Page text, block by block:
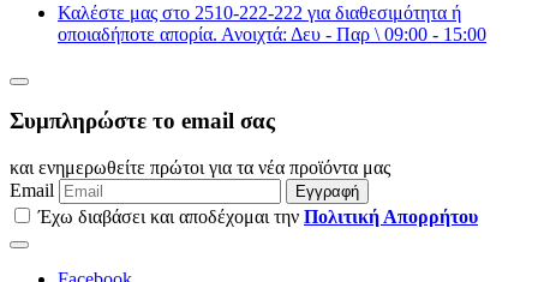
Καλέστε μας στο 2510-222-222 για διαθεσιμότητα ή
οποιαδήποτε απορία. Ανοιχτά: Δευ - Παρ \ 09:00 - 15:00
Συμπληρώστε το email σας
και ενημερωθείτε πρώτοι για τα νέα προϊόντα μας
Email
Εγγραφή
Έχω διαβάσει και αποδέχομαι την Πολιτική Απορρήτου